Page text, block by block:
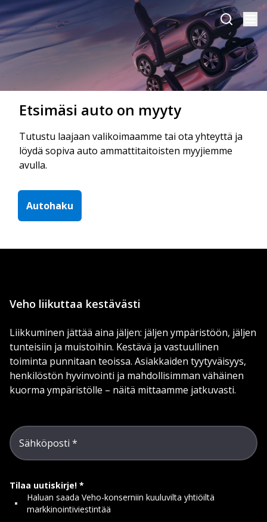
Etsimäsi auto on myyty
Tutustu laajaan valikoimaamme tai ota yhteyttä ja
löydä sopiva auto ammattitaitoisten myyjiemme
avulla.
Autohaku
Veho liikuttaa kestävästi
Liikkuminen jättää aina jäljen: jäljen ympäristöön, jäljen
tunteisiin ja muistoihin. Kestävä ja vastuullinen
toiminta punnitaan teoissa. Asiakkaiden tyytyväisyys,
henkilöstön hyvinvointi ja mahdollisimman vähäinen
kuorma ympäristölle – näitä mittaamme jatkuvasti.
Sähköposti
Tilaa uutiskirje!
Haluan saada Veho-konserniin kuuluvilta yhtiöiltä
markkinointiviestintää